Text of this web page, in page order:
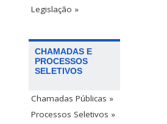
Legislação »
CHAMADAS E
PROCESSOS
SELETIVOS
Chamadas Públicas »
Processos Seletivos »